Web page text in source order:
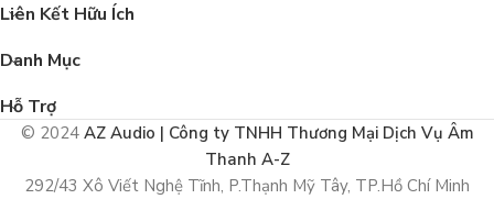
Liên Kết Hữu Ích
Danh Mục
Hỗ Trợ
© 2024 AZ Audio | Công ty TNHH Thương Mại Dịch Vụ Âm
Thanh A-Z
292/43 Xô Viết Nghệ Tĩnh, P.Thạnh Mỹ Tây, TP.Hồ Chí Minh